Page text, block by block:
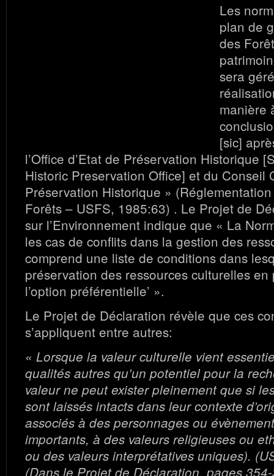
Les
plan de
des
sera
manière
[sic]
l’Office d’Etat de Préservation Historique
Historic Preservation Office] et du Conseil
Préservation Historique »
Forêts – USFS, 1985:63) . Le Projet de
sur l’Environnement indique que « La
les cas de conflits dans la gestion des
comprend une liste de conditions dans
préservation des ressources culturelles
l’option préférentielle’ ».
Le Projet de Déclaration révèle que ces
s’appliquent entre autres:
« Lorsque la valeur culturelle vient
qualités autres qu’un potentiel pour la
valeur ne peut exister pleinement que si
sont laissés intacts dans leur contexte
associés à des personnages ou
importants, à des valeurs religieuses ou
ou des valeurs interprétatives uniques).
(Dans le Projet de Déclaration, pages